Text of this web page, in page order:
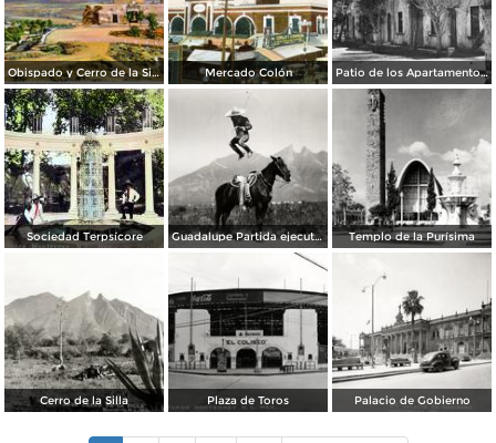
Obispado y Cerro de la Silla Mercado Colón Patio de los Apartamentos Regina
Sociedad Terpsícore Guadalupe Partida ejecutando una charrería con lazo Templo de la Purísima
Cerro de la Silla Plaza de Toros Palacio de Gobierno